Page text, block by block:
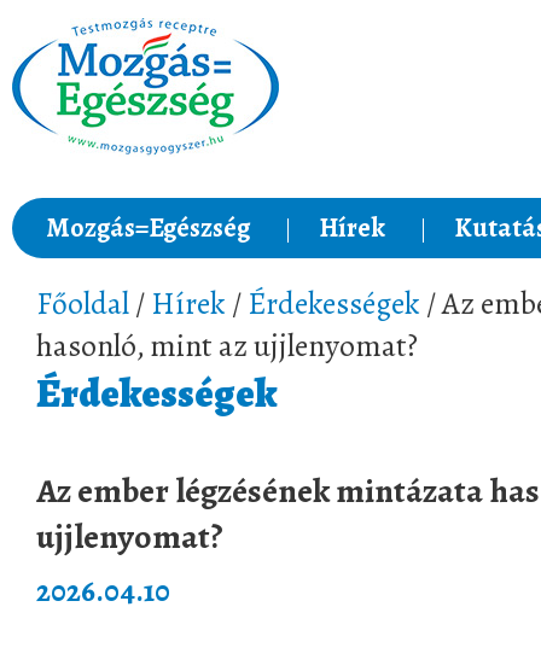
Mozgás=Egészség Hírek
Főoldal/ Hírek / Érdekességek / Az
hasonló, mint az ujjlenyomat?
Érdekességek
Az ember légzésének mintázata
ujjlenyomat?
2026.04.10